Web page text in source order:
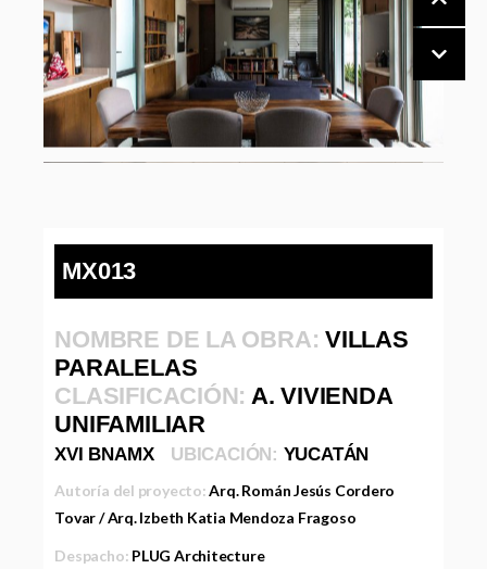
MX013
NOMBRE DE LA OBRA:VILLAS
PARALELAS
CLASIFICACIÓN: A. VIVIENDA
UNIFAMILIAR
XVI BNAMX UBICACIÓN: YUCATÁN
Autoría del proyecto:Arq. Román Jesús Cordero
Tovar / Arq. Izbeth Katia Mendoza Fragoso
Despacho: PLUG Architecture